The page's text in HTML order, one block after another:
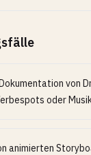
von
oder
animierten